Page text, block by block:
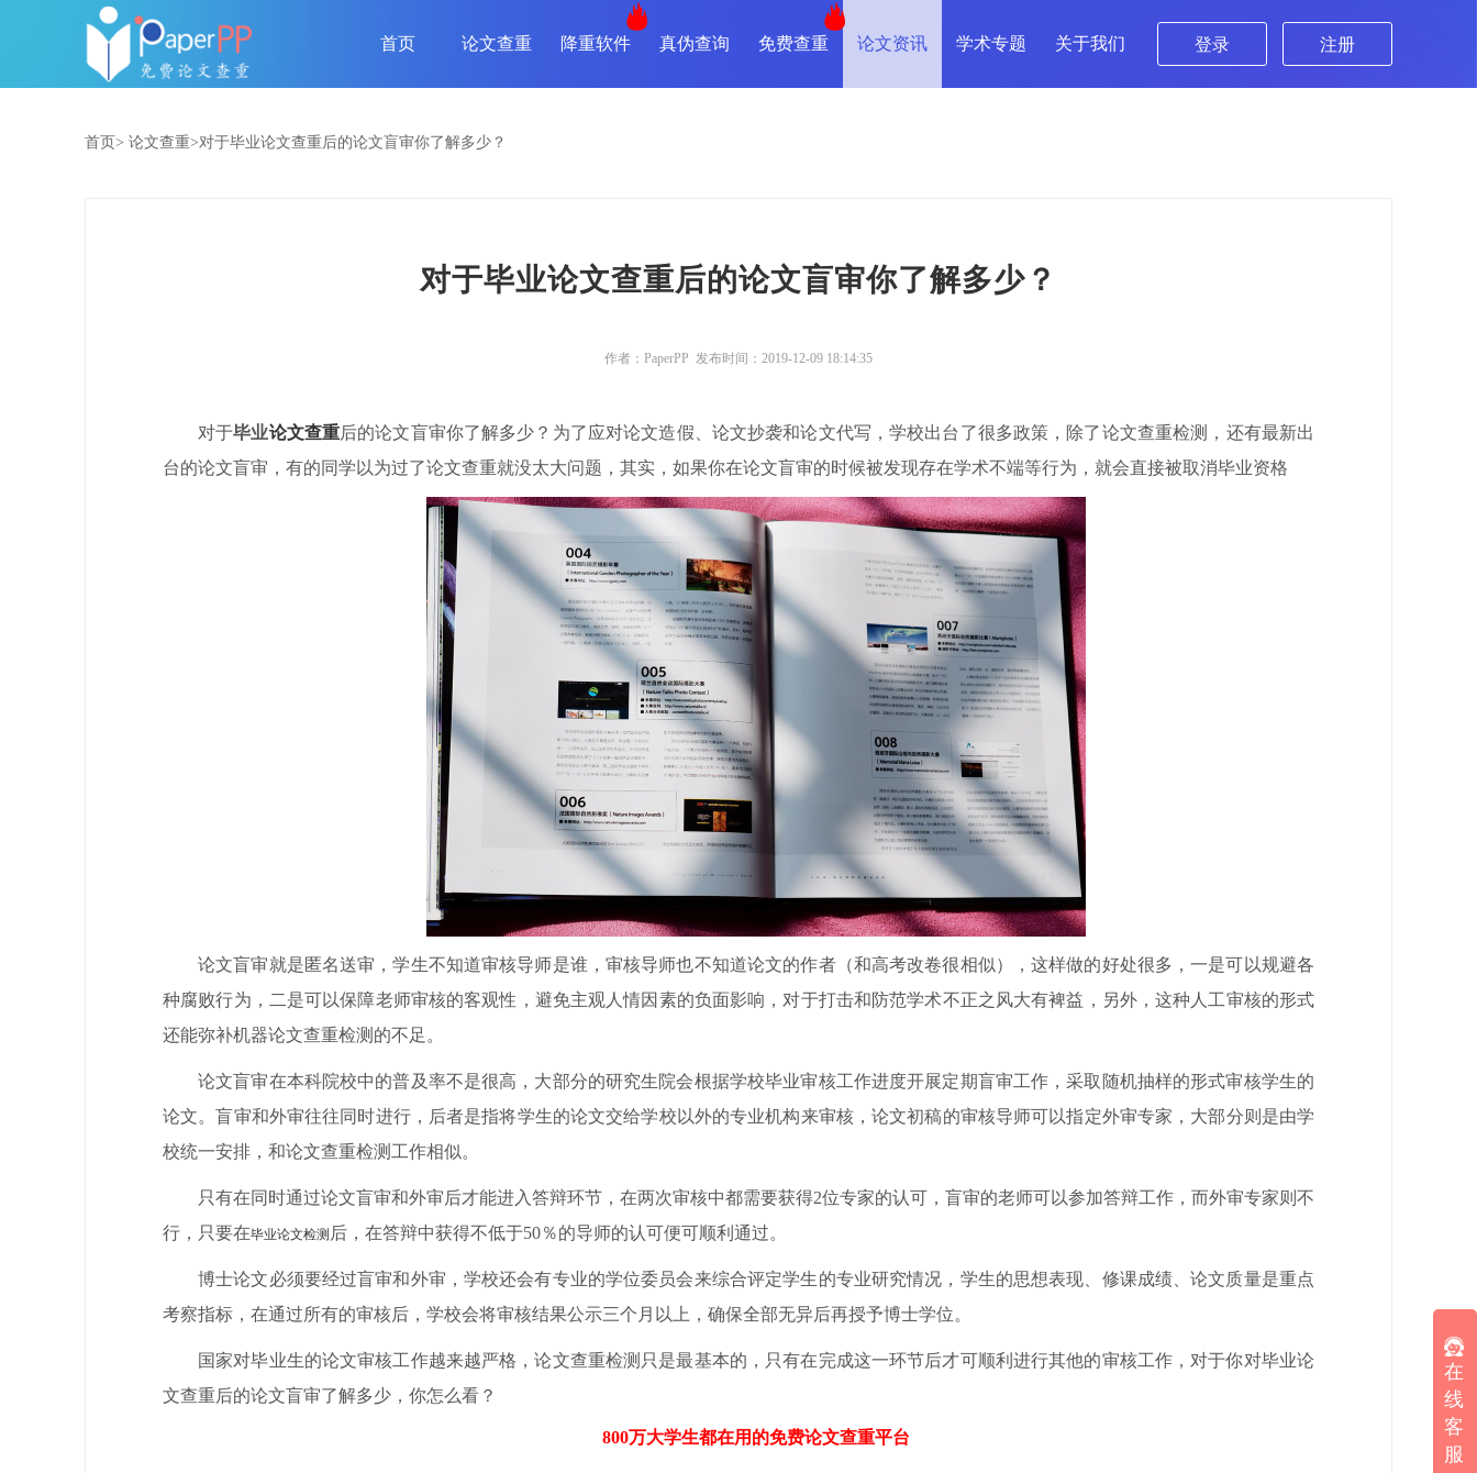
首页 论文查重 降重软件 真伪查询 免费查重 论文资讯 学术专题 关于我们 登录 注册
首页> 论文查重>​对于毕业论文查重后的论文盲审你了解多少？
​对于毕业论文查重后的论文盲审你了解多少？
作者：PaperPP 发布时间：2019-12-09 18:14:35
对于毕业论文查重后的论文盲审你了解多少？为了应对论文造假、论文抄袭和论文代写，学校出台了很多政策，除了论文查重检测，还有最新出
台的论文盲审，有的同学以为过了论文查重就没太大问题，其实，如果你在论文盲审的时候被发现存在学术不端等行为，就会直接被取消毕业资格
论文盲审就是匿名送审，学生不知道审核导师是谁，审核导师也不知道论文的作者（和高考改卷很相似），这样做的好处很多，一是可以规避各
种腐败行为，二是可以保障老师审核的客观性，避免主观人情因素的负面影响，对于打击和防范学术不正之风大有裨益，另外，这种人工审核的形式
还能弥补机器论文查重检测的不足。
论文盲审在本科院校中的普及率不是很高，大部分的研究生院会根据学校毕业审核工作进度开展定期盲审工作，采取随机抽样的形式审核学生的
论文。盲审和外审往往同时进行，后者是指将学生的论文交给学校以外的专业机构来审核，论文初稿的审核导师可以指定外审专家，大部分则是由学
校统一安排，和论文查重检测工作相似。
只有在同时通过论文盲审和外审后才能进入答辩环节，在两次审核中都需要获得2位专家的认可，盲审的老师可以参加答辩工作，而外审专家则不
行，只要在毕业论文检测 后，在答辩中获得不低于50％的导师的认可便可顺利通过。
博士论文必须要经过盲审和外审，学校还会有专业的学位委员会来综合评定学生的专业研究情况，学生的思想表现、修课成绩、论文质量是重点
考察指标，在通过所有的审核后，学校会将审核结果公示三个月以上，确保全部无异后再授予博士学位。
国家对毕业生的论文审核工作越来越严格，论文查重检测只是最基本的，只有在完成这一环节后才可顺利进行其他的审核工作，对于你对毕业论
文查重后的论文盲审了解多少，你怎么看？
800万大学生都在用的免费论文查重平台
在
线
客
服